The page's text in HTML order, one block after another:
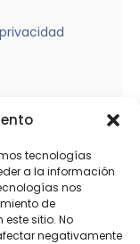
tecnologías
a la información
nos
de
sitio. No
negativamente